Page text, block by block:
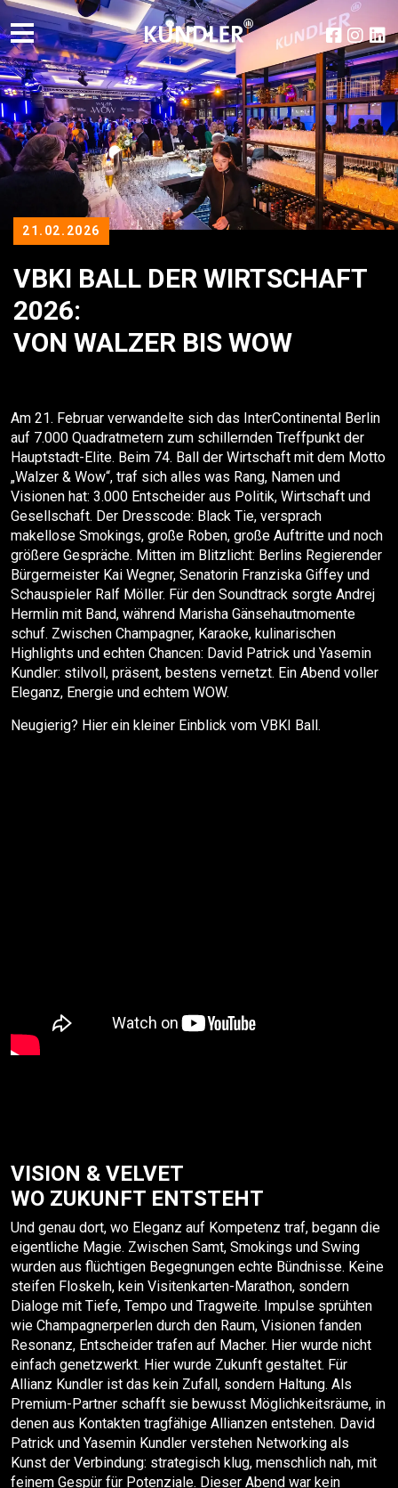
21.02.2026
VBKI BALL DER WIRTSCHAFT
2026:
VON WALZER BIS WOW
Am 21. Februar verwandelte sich das InterContinental Berlin
auf 7.000 Quadratmetern zum schillernden Treffpunkt der
Hauptstadt-Elite. Beim 74. Ball der Wirtschaft mit dem Motto
„Walzer & Wow“, traf sich alles was Rang, Namen und
Visionen hat: 3.000 Entscheider aus Politik, Wirtschaft und
Gesellschaft. Der Dresscode: Black Tie, versprach
makellose Smokings, große Roben, große Auftritte und noch
größere Gespräche. Mitten im Blitzlicht: Berlins Regierender
Bürgermeister Kai Wegner, Senatorin Franziska Giffey und
Schauspieler Ralf Möller. Für den Soundtrack sorgte Andrej
Hermlin mit Band, während Marisha Gänsehautmomente
schuf. Zwischen Champagner, Karaoke, kulinarischen
Highlights und echten Chancen: David Patrick und Yasemin
Kundler: stilvoll, präsent, bestens vernetzt. Ein Abend voller
Eleganz, Energie und echtem WOW.
Neugierig? Hier ein kleiner Einblick vom VBKI Ball.
VISION & VELVET
WO ZUKUNFT ENTSTEHT
Und genau dort, wo Eleganz auf Kompetenz traf, begann die
eigentliche Magie. Zwischen Samt, Smokings und Swing
wurden aus flüchtigen Begegnungen echte Bündnisse. Keine
steifen Floskeln, kein Visitenkarten-Marathon, sondern
Dialoge mit Tiefe, Tempo und Tragweite. Impulse sprühten
wie Champagnerperlen durch den Raum, Visionen fanden
Resonanz, Entscheider trafen auf Macher. Hier wurde nicht
einfach genetzwerkt. Hier wurde Zukunft gestaltet. Für
Allianz Kundler ist das kein Zufall, sondern Haltung. Als
Premium-Partner schafft sie bewusst Möglichkeitsräume, in
denen aus Kontakten tragfähige Allianzen entstehen. David
Patrick und Yasemin Kundler verstehen Networking als
Kunst der Verbindung: strategisch klug, menschlich nah, mit
feinem Gespür für Potenziale. Dieser Abend war kein